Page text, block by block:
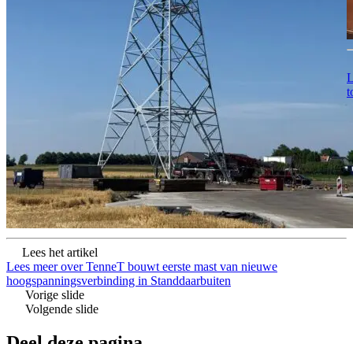
Lees het artikel
Lees meer over TenneT bouwt eerste mast van nieuwe
hoogspanningsverbinding in Standdaarbuiten
Vorige slide
Volgende slide